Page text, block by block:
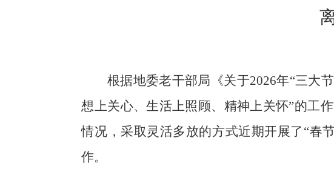
根据地委老干部局《关于2026年“三大
想上关心、生活上照顾、精神上关怀”的工
情况，采取灵活多放的方式近期开展了“春
作。